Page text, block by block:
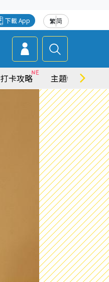
繁简
下載 App
卡攻略 主題特集